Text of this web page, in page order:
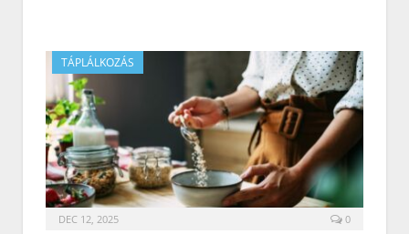
TÁPLÁLKOZÁS
DEC 12, 2025 0